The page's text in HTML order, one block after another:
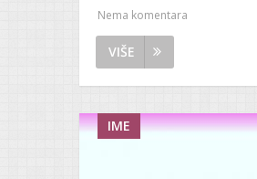
Nema komentara
VIŠE
IME